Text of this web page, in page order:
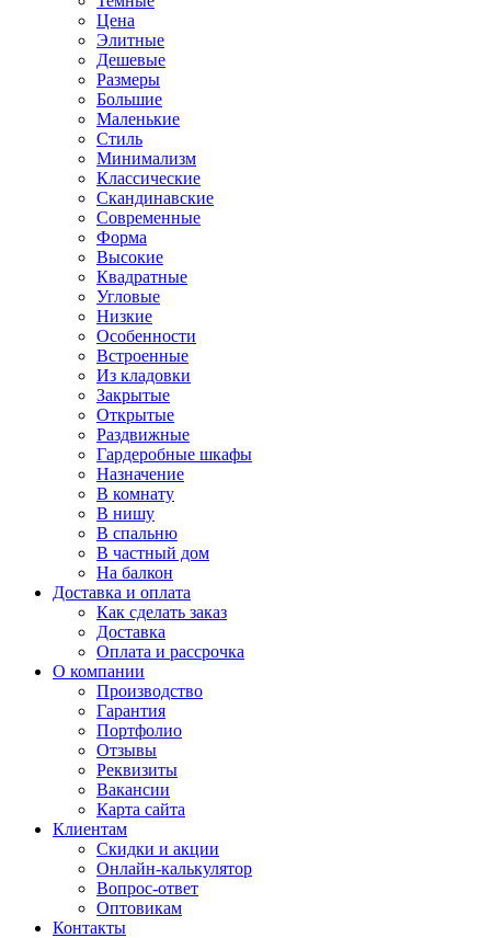
Цена
Элитные
Дешевые
Размеры
Большие
Маленькие
Стиль
Минимализм
Классические
Скандинавские
Современные
Форма
Высокие
Квадратные
Угловые
Низкие
Особенности
Встроенные
Из кладовки
Закрытые
Открытые
Раздвижные
Гардеробные шкафы
Назначение
В комнату
В нишу
В спальню
В частный дом
На балкон
Доставка и оплата
Как сделать заказ
Доставка
Оплата и рассрочка
О компании
Производство
Гарантия
Портфолио
Отзывы
Реквизиты
Вакансии
Карта сайта
Клиентам
Скидки и акции
Онлайн-калькулятор
Вопрос-ответ
Оптовикам
Контакты